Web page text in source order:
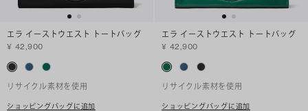
エラ イーストウエスト トートバッグ
¥ 42,900
リサイクル素材を使用
ショッピングバッグに追加
エラ イーストウエスト トートバッグ
¥ 42,900
リサイクル素材を使用
ショッピングバッグに追加